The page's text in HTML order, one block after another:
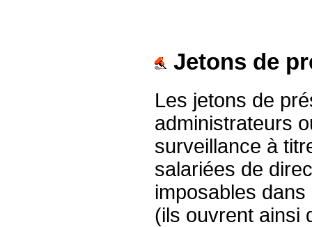
Jetons de
Les jetons de
administrateurs
surveillance à
salariées de
imposables
(ils ouvrent ainsi